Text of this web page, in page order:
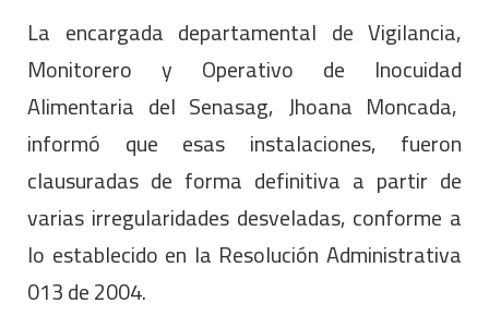
La encargada departamental de Vigilancia,
Monitorero y Operativo de Inocuidad
Alimentaria del Senasag, Jhoana Moncada,
informó que esas instalaciones, fueron
clausuradas de forma definitiva a partir de
varias irregularidades desveladas, conforme a
lo establecido en la Resolución Administrativa
013 de 2004.